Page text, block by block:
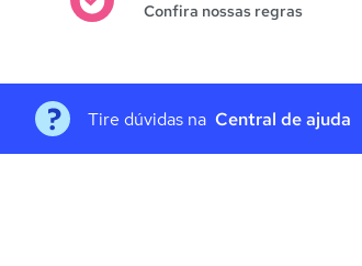
Confira nossas regras
Tire dúvidas na Central de ajuda